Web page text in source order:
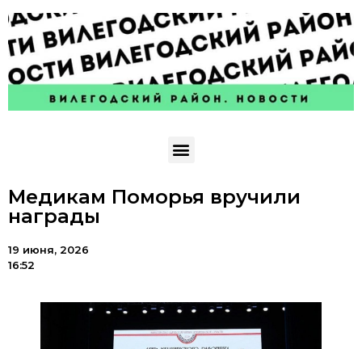
Медикам Поморья вручили
награды
19 июня, 2026
16:52